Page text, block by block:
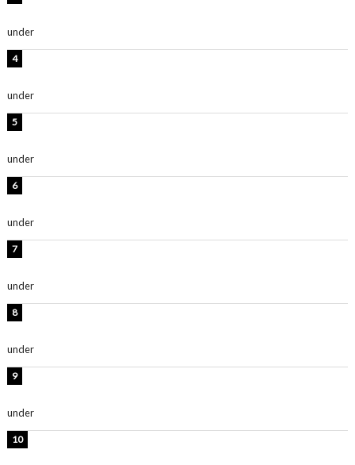
under
under
under
under
under
under
under